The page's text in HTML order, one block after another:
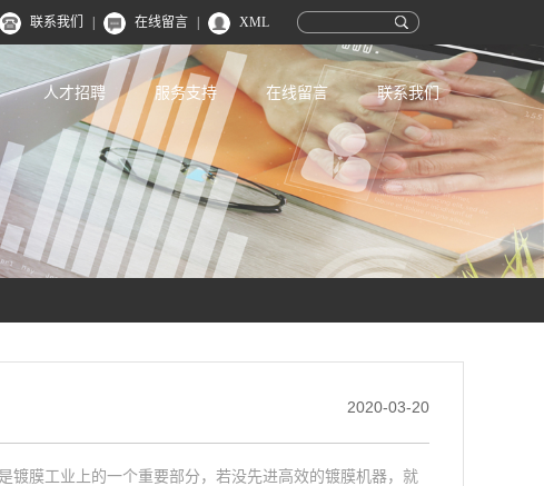
联系我们 在线留言 XML
人才招聘 服务支持 在线留言 联系我们
2020-03-20
镀膜工业上的一个重要部分，若没先进高效的镀膜机器，就